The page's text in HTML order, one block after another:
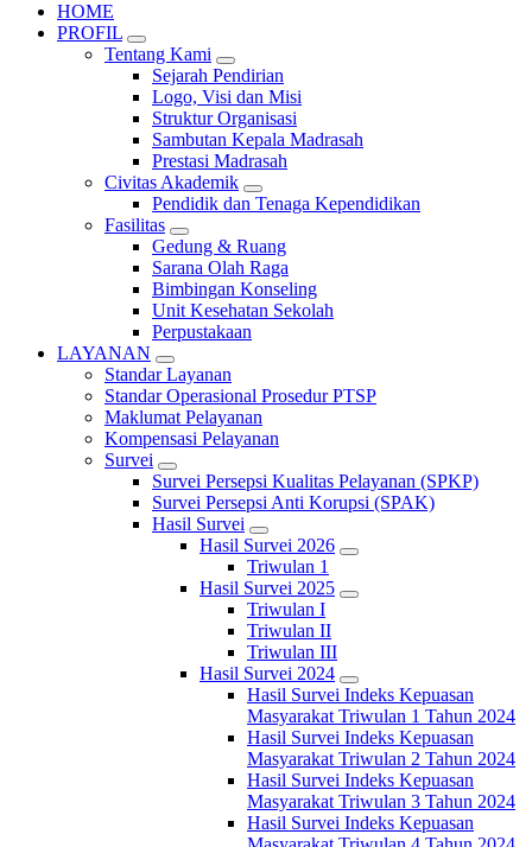
HOME
PROFIL
Tentang Kami
Sejarah Pendirian
Logo, Visi dan Misi
Struktur Organisasi
Sambutan Kepala Madrasah
Prestasi Madrasah
Civitas Akademik
Pendidik dan Tenaga Kependidikan
Fasilitas
Gedung & Ruang
Sarana Olah Raga
Bimbingan Konseling
Unit Kesehatan Sekolah
Perpustakaan
LAYANAN
Standar Layanan
Standar Operasional Prosedur PTSP
Maklumat Pelayanan
Kompensasi Pelayanan
Survei
Survei Persepsi Kualitas Pelayanan (SPKP)
Survei Persepsi Anti Korupsi (SPAK)
Hasil Survei
Hasil Survei 2026
Triwulan 1
Hasil Survei 2025
Triwulan I
Triwulan II
Triwulan III
Hasil Survei 2024
Hasil Survei Indeks Kepuasan
Masyarakat Triwulan 1 Tahun 2024
Hasil Survei Indeks Kepuasan
Masyarakat Triwulan 2 Tahun 2024
Hasil Survei Indeks Kepuasan
Masyarakat Triwulan 3 Tahun 2024
Hasil Survei Indeks Kepuasan